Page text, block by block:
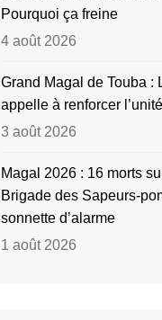
Pourquoi ça freine
4 août 2026
Grand Magal de Touba :
appelle à renforcer
3 août 2026
Magal 2026 : 16 morts
Brigade des Sapeurs-
sonnette d’alarme
1 août 2026